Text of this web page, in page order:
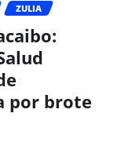
ZULIA
por brote